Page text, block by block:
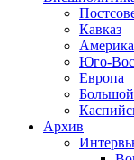
Кавказ
Америка
Юго-
Европа
Архив